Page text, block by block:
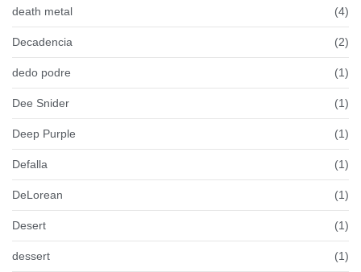
death metal (4)
Decadencia (2)
dedo podre (1)
Dee Snider (1)
Deep Purple (1)
Defalla (1)
DeLorean (1)
Desert (1)
dessert (1)